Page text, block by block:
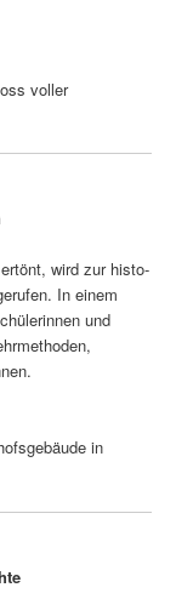
voller
wird zur histo­
In einem
und
in